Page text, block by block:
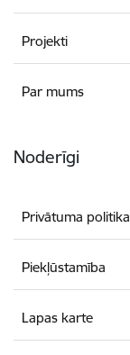
Projekti
Par mums
Noderīgi
Privātuma politika
Piekļūstamība
Lapas karte